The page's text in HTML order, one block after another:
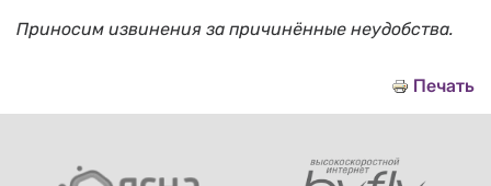
Приносим извинения за причинённые неудобства.
Печать